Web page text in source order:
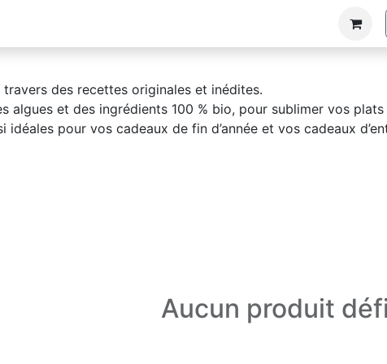
travers des recettes originales et inédites.
algues et des ingrédients 100 % bio, pour sublimer vos
pour vos cadeaux de fin d’année et vos cadeaux
Aucun produit